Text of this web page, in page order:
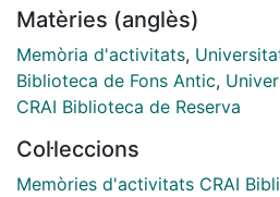
Matèries (anglès)
Memòria d'activitats,
Biblioteca de Fons Antic,
CRAI Biblioteca de Reserva
Col·leccions
Memòries d'activitats CRAI